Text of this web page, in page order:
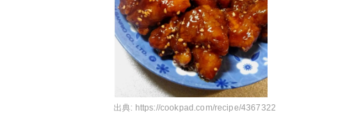
出典: https://cookpad.com/recipe/4367322